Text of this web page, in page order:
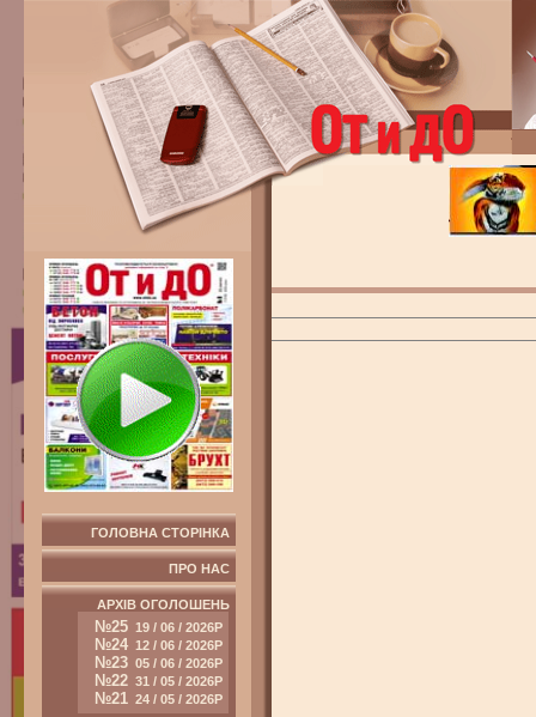
ГОЛОВНА СТОРІНКА
ПРО НАС
АРХІВ ОГОЛОШЕНЬ
№25 19 / 06 / 2026Р
№24 12 / 06 / 2026Р
№23 05 / 06 / 2026Р
№22 31 / 05 / 2026Р
№21 24 / 05 / 2026Р